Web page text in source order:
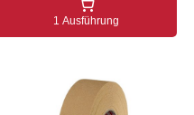
1 Ausführung